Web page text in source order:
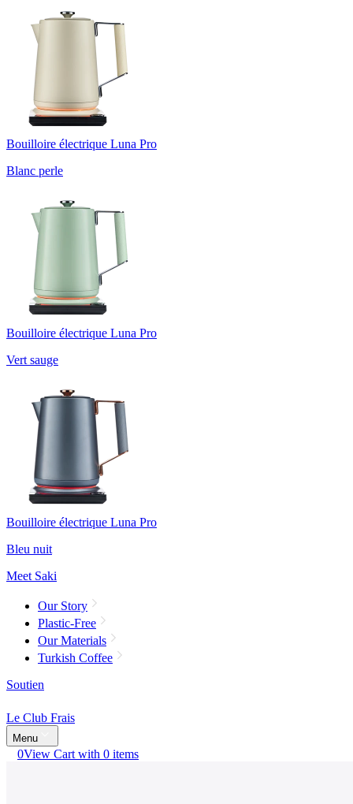
Bouilloire électrique Luna Pro
Blanc perle
Bouilloire électrique Luna Pro
Vert sauge
Bouilloire électrique Luna Pro
Bleu nuit
Meet Saki
Our Story
Plastic-Free
Our Materials
Turkish Coffee
Soutien
Le Club Frais
Menu
0View Cart with 0 items